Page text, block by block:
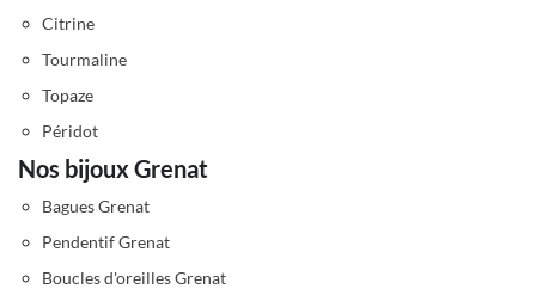
Citrine
Tourmaline
Topaze
Péridot
Nos bijoux Grenat
Bagues Grenat
Pendentif Grenat
Boucles d'oreilles Grenat